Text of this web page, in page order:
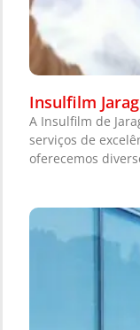
Insulfilm
A Insulfilm de
serviços de
oferecemos